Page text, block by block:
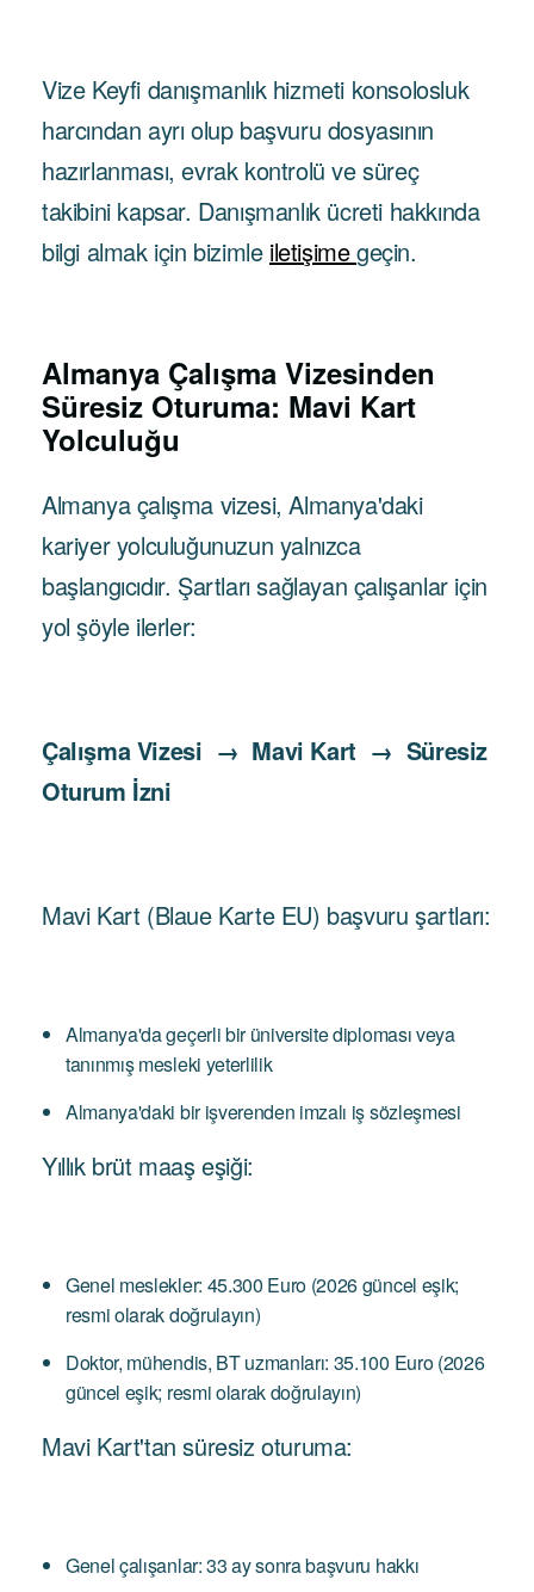
Vize Keyfi danışmanlık hizmeti konsolosluk
harcından ayrı olup başvuru dosyasının
hazırlanması, evrak kontrolü ve süreç
takibini kapsar. Danışmanlık ücreti hakkında
bilgi almak için bizimle iletişimegeçin.
Almanya Çalışma Vizesinden
Süresiz Oturuma: Mavi Kart
Yolculuğu
Almanya çalışma vizesi, Almanya'daki
kariyer yolculuğunuzun yalnızca
başlangıcıdır. Şartları sağlayan çalışanlar için
yol şöyle ilerler:
Çalışma Vizesi → Mavi Kart → Süresiz
Oturum İzni
Mavi Kart (Blaue Karte EU) başvuru şartları:
Almanya'da geçerli bir üniversite diploması veya
tanınmış mesleki yeterlilik
Almanya'daki bir işverenden imzalı iş sözleşmesi
Yıllık brüt maaş eşiği:
Genel meslekler: 45.300 Euro (2026 güncel eşik;
resmi olarak doğrulayın)
Doktor, mühendis, BT uzmanları: 35.100 Euro (2026
güncel eşik; resmi olarak doğrulayın)
Mavi Kart'tan süresiz oturuma:
Genel çalışanlar: 33 ay sonra başvuru hakkı